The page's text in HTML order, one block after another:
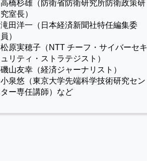
高橋杉雄（防衛省防衛研究所防衛政策研
究室長）
滝田洋一（日本経済新聞社特任編集委
員）
松原実穂子（NTT チーフ・サイバーセキ
ュリティ・ストラテジスト）
磯山友幸（経済ジャーナリスト）
小泉悠（東京大学先端科学技術研究セン
ター専任講師）など